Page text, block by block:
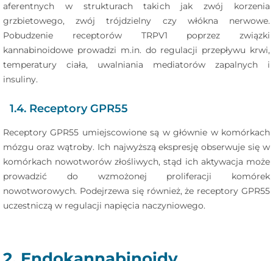
aferentnych w strukturach takich jak zwój korzenia
grzbietowego, zwój trójdzielny czy włókna nerwowe.
Pobudzenie receptorów TRPV1 poprzez związki
kannabinoidowe prowadzi m.in. do regulacji przepływu krwi,
temperatury ciała, uwalniania mediatorów zapalnych i
insuliny.
1.4. Receptory GPR55
Receptory GPR55 umiejscowione są w głównie w komórkach
mózgu oraz wątroby. Ich najwyższą ekspresję obserwuje się w
komórkach nowotworów złośliwych, stąd ich aktywacja może
prowadzić do wzmożonej proliferacji komórek
nowotworowych. Podejrzewa się również, że receptory GPR55
uczestniczą w regulacji napięcia naczyniowego.